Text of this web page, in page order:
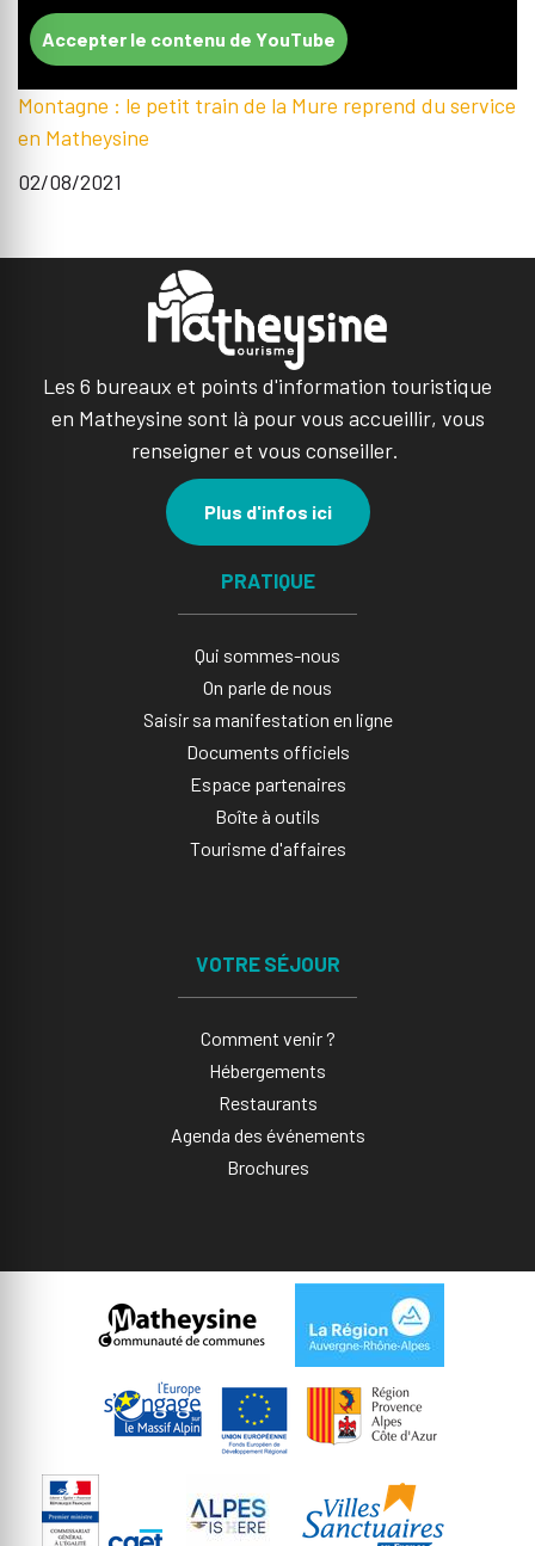
Accepter le contenu de YouTube
Montagne : le petit train de la Mure reprend du service
en Matheysine
02/08/2021
Les 6 bureaux et points d'information touristique
en Matheysine sont là pour vous accueillir, vous
renseigner et vous conseiller.
Plus d'infos ici
PRATIQUE
Qui sommes-nous
On parle de nous
Saisir sa manifestation en ligne​
Documents officiels
Espace partenaires
Boîte à outils
Tourisme d'affaires
VOTRE SÉJOUR
Comment venir ?
Hébergements
Restaurants
Agenda des événements
Brochures